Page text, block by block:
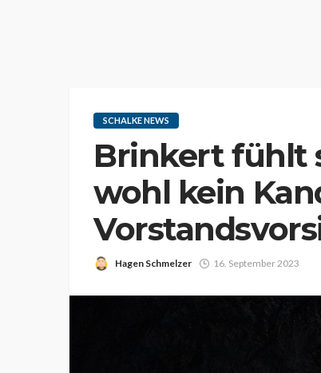
SCHALKE NEWS
Brinkert fühlt
wohl kein
Hagen Schmelzer 16. September 2023